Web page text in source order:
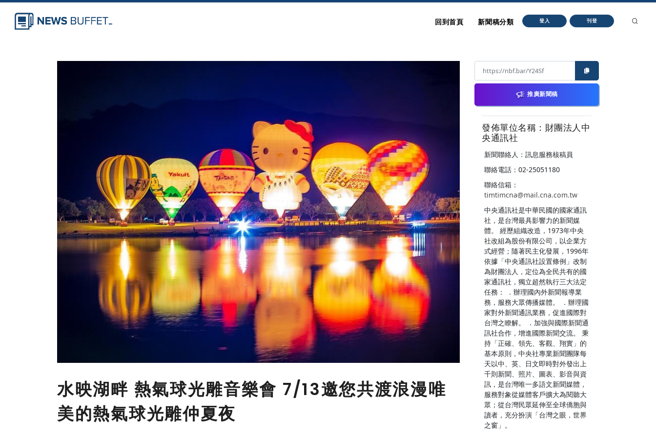
回到首頁 新聞稿分類 登入 刊登
水映湖畔 熱氣球光雕音樂會 7/13邀您共渡浪漫唯
美的熱氣球光雕仲夏夜
推廣新聞稿
發佈單位名稱：財團法人中
央通訊社
新聞聯絡人：訊息服務核稿員
聯絡電話：02-25051180
聯絡信箱：
timtimcna@mail.cna.com.tw
中央通訊社是中華民國的國家通訊
社，是台灣最具影響力的新聞媒
體。 經歷組織改造，1973年中央
社改組為股份有限公司，以企業方
式經營；隨著民主化發展，1996年
依據「中央通訊社設置條例」改制
為財團法人，定位為全民共有的國
家通訊社，獨立超然執行三大法定
任務： ．辦理國內外新聞報導業
務，服務大眾傳播媒體。 ．辦理國
家對外新聞通訊業務，促進國際對
台灣之瞭解。 ．加強與國際新聞通
訊社合作，增進國際新聞交流。 秉
持「正確、領先、客觀、翔實」的
基本原則，中央社專業新聞團隊每
天以中、英、日文即時對外發出上
千則新聞、照片、圖表、影音與資
訊，是台灣唯一多語文新聞媒體，
服務對象從媒體客戶擴大為閱聽大
眾；從台灣民眾延伸至全球僑胞與
讀者，充分扮演「台灣之眼，世界
之窗」。